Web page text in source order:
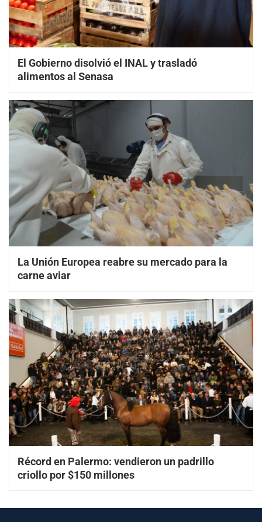
El Gobierno disolvió el INAL y trasladó
alimentos al Senasa
La Unión Europea reabre su mercado para la
carne aviar
Récord en Palermo: vendieron un padrillo
criollo por $150 millones